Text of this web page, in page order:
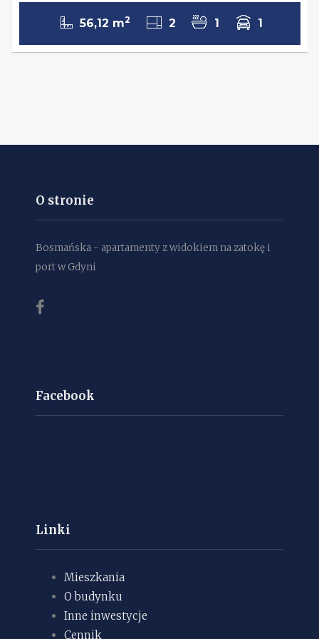
56,12 m2 2 1 1
O stronie
Bosmańska - apartamenty z widokiem na zatokę i
port w Gdyni
Facebook
Linki
Mieszkania
O budynku
Inne inwestycje
Cennik